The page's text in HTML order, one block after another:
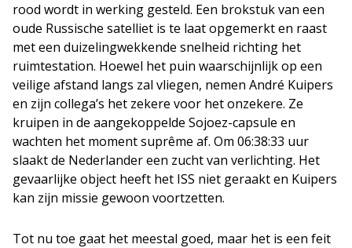
rood wordt in werking gesteld. Een brokstuk van een
oude Russische satelliet is te laat opgemerkt en raast
met een duizelingwekkende snelheid richting het
ruimtestation. Hoewel het puin waarschijnlijk op een
veilige afstand langs zal vliegen, nemen André Kuipers
en zijn collega’s het zekere voor het onzekere. Ze
kruipen in de aangekoppelde Sojoez-capsule en
wachten het moment suprême af. Om 06:38:33 uur
slaakt de Nederlander een zucht van verlichting. Het
gevaarlijke object heeft het ISS niet geraakt en Kuipers
kan zijn missie gewoon voortzetten.
Tot nu toe gaat het meestal goed, maar het is een feit